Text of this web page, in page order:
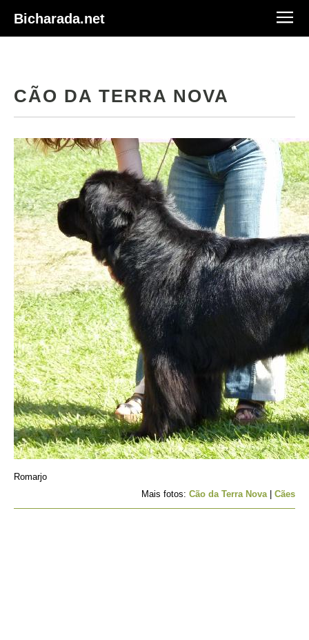
Bicharada.net
CÃO DA TERRA NOVA
Romarjo
Mais fotos: Cão da Terra Nova| Cães